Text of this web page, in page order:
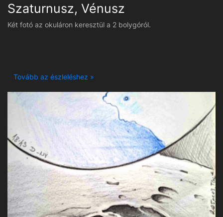
Szaturnusz, Vénusz
Két fotó az okuláron keresztül a 2 bolygóról.
Tovább az észleléshez »